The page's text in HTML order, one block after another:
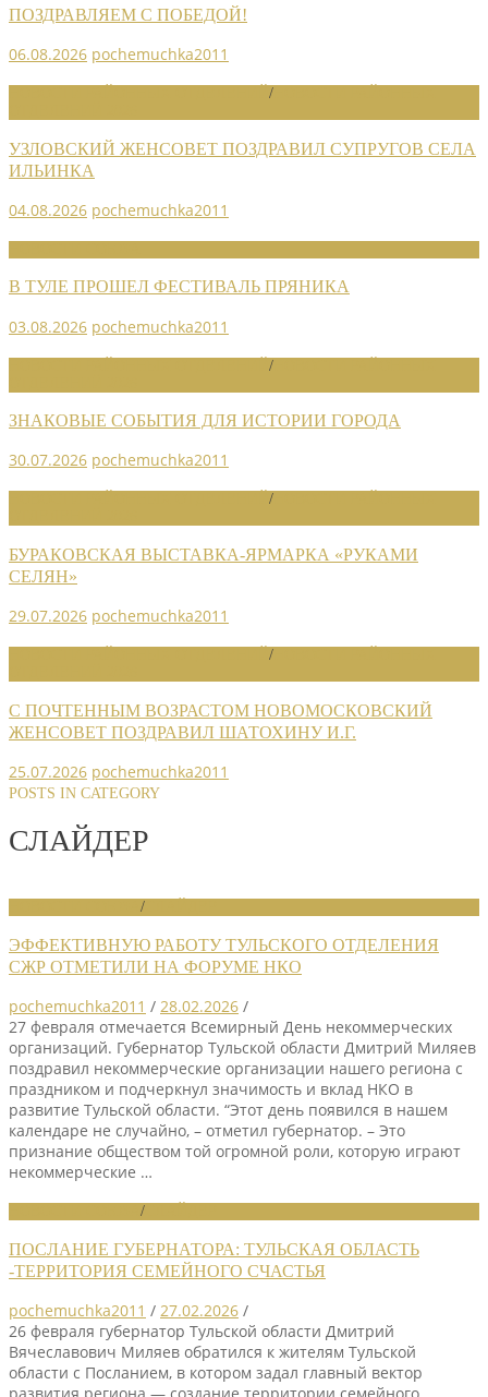
ПОЗДРАВЛЯЕМ С ПОБЕДОЙ!
06.08.2026 pochemuchka2011
/
УЗЛОВСКИЙ ЖЕНСОВЕТ ПОЗДРАВИЛ СУПРУГОВ СЕЛА
ИЛЬИНКА
04.08.2026 pochemuchka2011
В ТУЛЕ ПРОШЕЛ ФЕСТИВАЛЬ ПРЯНИКА
03.08.2026 pochemuchka2011
/
ЗНАКОВЫЕ СОБЫТИЯ ДЛЯ ИСТОРИИ ГОРОДА
30.07.2026 pochemuchka2011
/
БУРАКОВСКАЯ ВЫСТАВКА-ЯРМАРКА «РУКАМИ
СЕЛЯН»
29.07.2026 pochemuchka2011
/
С ПОЧТЕННЫМ ВОЗРАСТОМ НОВОМОСКОВСКИЙ
ЖЕНСОВЕТ ПОЗДРАВИЛ ШАТОХИНУ И.Г.
25.07.2026 pochemuchka2011
POSTS IN CATEGORY
СЛАЙДЕР
/
ЭФФЕКТИВНУЮ РАБОТУ ТУЛЬСКОГО ОТДЕЛЕНИЯ
СЖР ОТМЕТИЛИ НА ФОРУМЕ НКО
pochemuchka2011 / 28.02.2026 /
27 февраля отмечается Всемирный День некоммерческих
организаций. Губернатор Тульской области Дмитрий Миляев
поздравил некоммерческие организации нашего региона с
праздником и подчеркнул значимость и вклад НКО в
развитие Тульской области. “Этот день появился в нашем
календаре не случайно, – отметил губернатор. – Это
признание обществом той огромной роли, которую играют
некоммерческие …
/
ПОСЛАНИЕ ГУБЕРНАТОРА: ТУЛЬСКАЯ ОБЛАСТЬ
-ТЕРРИТОРИЯ СЕМЕЙНОГО СЧАСТЬЯ
pochemuchka2011 / 27.02.2026 /
26 февраля губернатор Тульской области Дмитрий
Вячеславович Миляев обратился к жителям Тульской
области с Посланием, в котором задал главный вектор